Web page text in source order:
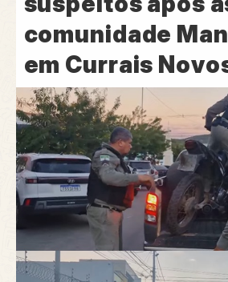
comunidade
em Currais